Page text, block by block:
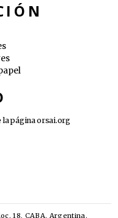
la páginaorsai.org
18, CABA. Argentina.